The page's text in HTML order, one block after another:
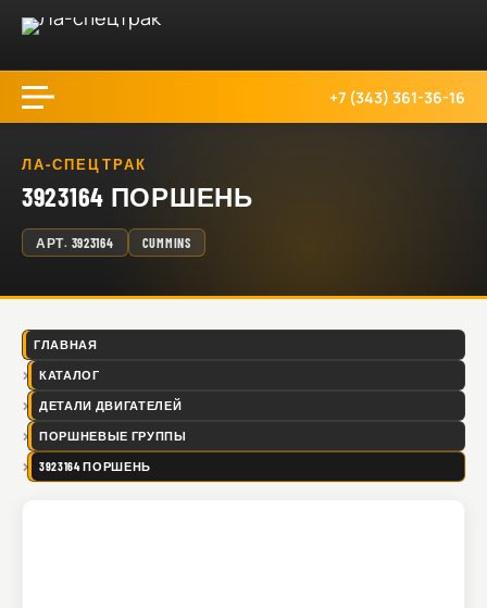
+7 (343) 361-36-16
ЛА-СПЕЦТРАК
3923164 ПОРШЕНЬ
АРТ. 3923164 CUMMINS
ГЛАВНАЯ
КАТАЛОГ
ДЕТАЛИ ДВИГАТЕЛЕЙ
ПОРШНЕВЫЕ ГРУППЫ
3923164 ПОРШЕНЬ